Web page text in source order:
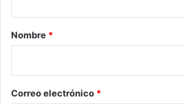
r
*
Nombre *
Correo electrónico *